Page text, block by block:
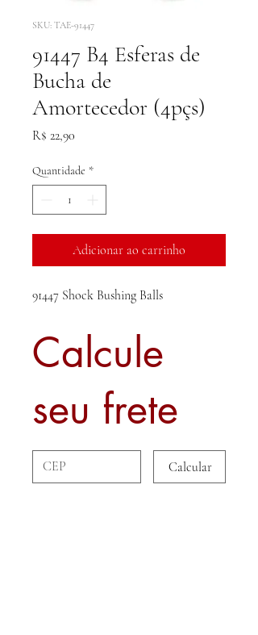
SKU: TAE-91447
91447 B4 Esferas de
Bucha de
Amortecedor (4pçs)
R$ 22,90
Quantidade *
Adicionar ao carrinho
91447 Shock Bushing Balls
Calcule
seu frete
Calcular